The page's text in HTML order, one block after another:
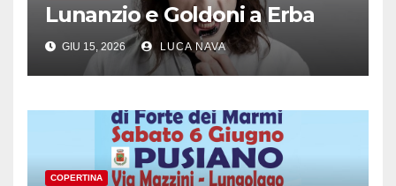
Lunanzio e Goldoni a Erba
GIU 15, 2026 LUCA NAVA
COPERTINA